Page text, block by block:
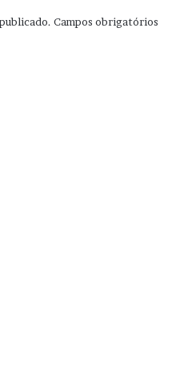
Campos obrigatórios